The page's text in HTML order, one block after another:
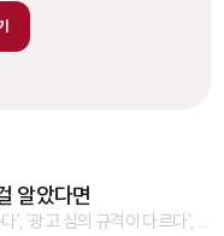
알았다면
', '광고 심의 규격이 다르다', ...